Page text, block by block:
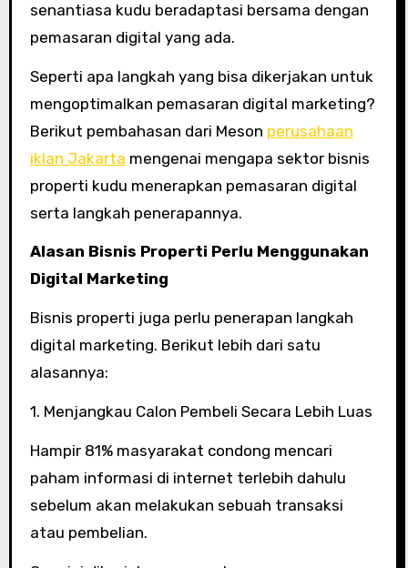
senantiasa kudu beradaptasi bersama dengan
pemasaran digital yang ada.
Seperti apa langkah yang bisa dikerjakan untuk
mengoptimalkan pemasaran digital marketing?
Berikut pembahasan dari Meson perusahaan
iklan Jakarta mengenai mengapa sektor bisnis
properti kudu menerapkan pemasaran digital
serta langkah penerapannya.
Alasan Bisnis Properti Perlu Menggunakan
Digital Marketing
Bisnis properti juga perlu penerapan langkah
digital marketing. Berikut lebih dari satu
alasannya:
1. Menjangkau Calon Pembeli Secara Lebih Luas
Hampir 81% masyarakat condong mencari
paham informasi di internet terlebih dahulu
sebelum akan melakukan sebuah transaksi
atau pembelian.